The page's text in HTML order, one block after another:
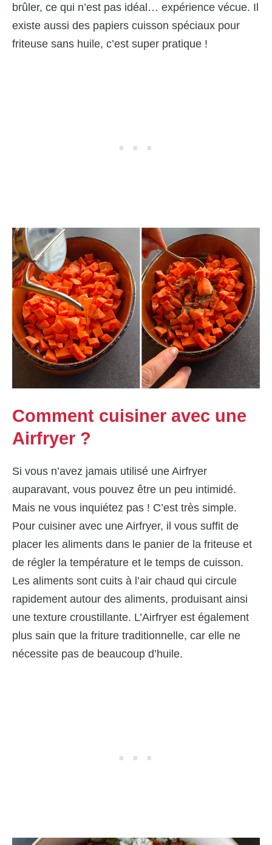
brûler, ce qui n’est pas idéal… expérience vécue. Il
existe aussi des papiers cuisson spéciaux pour
friteuse sans huile, c’est super pratique !
Comment cuisiner avec une
Airfryer ?
Si vous n’avez jamais utilisé une Airfryer
auparavant, vous pouvez être un peu intimidé.
Mais ne vous inquiétez pas ! C’est très simple.
Pour cuisiner avec une Airfryer, il vous suffit de
placer les aliments dans le panier de la friteuse et
de régler la température et le temps de cuisson.
Les aliments sont cuits à l’air chaud qui circule
rapidement autour des aliments, produisant ainsi
une texture croustillante. L’Airfryer est également
plus sain que la friture traditionnelle, car elle ne
nécessite pas de beaucoup d’huile.